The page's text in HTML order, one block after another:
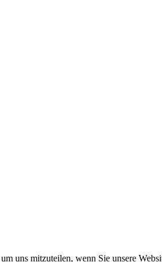
uns mitzuteilen, wenn Sie unsere